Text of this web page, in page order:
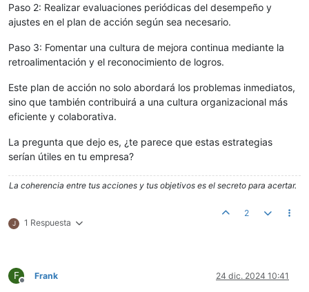
Paso 2: Realizar evaluaciones periódicas del desempeño y
ajustes en el plan de acción según sea necesario.
Paso 3: Fomentar una cultura de mejora continua mediante la
retroalimentación y el reconocimiento de logros.
Este plan de acción no solo abordará los problemas inmediatos,
sino que también contribuirá a una cultura organizacional más
eficiente y colaborativa.
La pregunta que dejo es, ¿te parece que estas estrategias
serían útiles en tu empresa?
La coherencia entre tus acciones y tus objetivos es el secreto para acertar.
J 1 Respuesta
2
F
Desconectado
Frank 24 dic. 2024 10:41